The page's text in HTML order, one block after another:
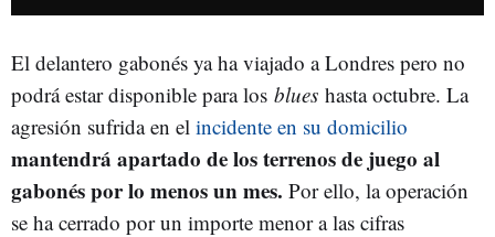
El delantero gabonés ya ha viajado a Londres pero no
podrá estar disponible para los blues hasta octubre. La
agresión sufrida en el incidente en su domicilio
mantendrá apartado de los terrenos de juego al
gabonés por lo menos un mes. Por ello, la operación
se ha cerrado por un importe menor a las cifras